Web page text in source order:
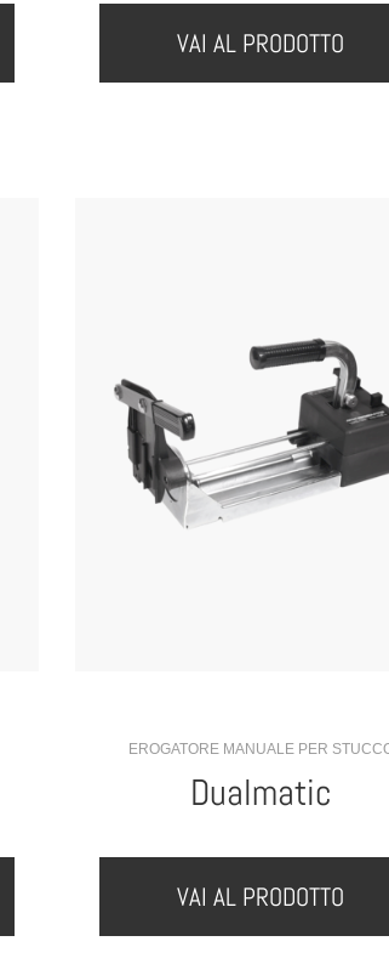
VAI AL PRODOTTO
EROGATORE MANUALE PER
Dualmatic
VAI AL PRODOTTO